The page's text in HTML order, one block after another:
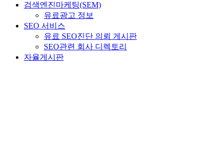
검색엔진마케팅(SEM)
유료광고 정보
SEO 서비스
유료 SEO진단 의뢰 게시판
SEO관련 회사 디렉토리
자율게시판